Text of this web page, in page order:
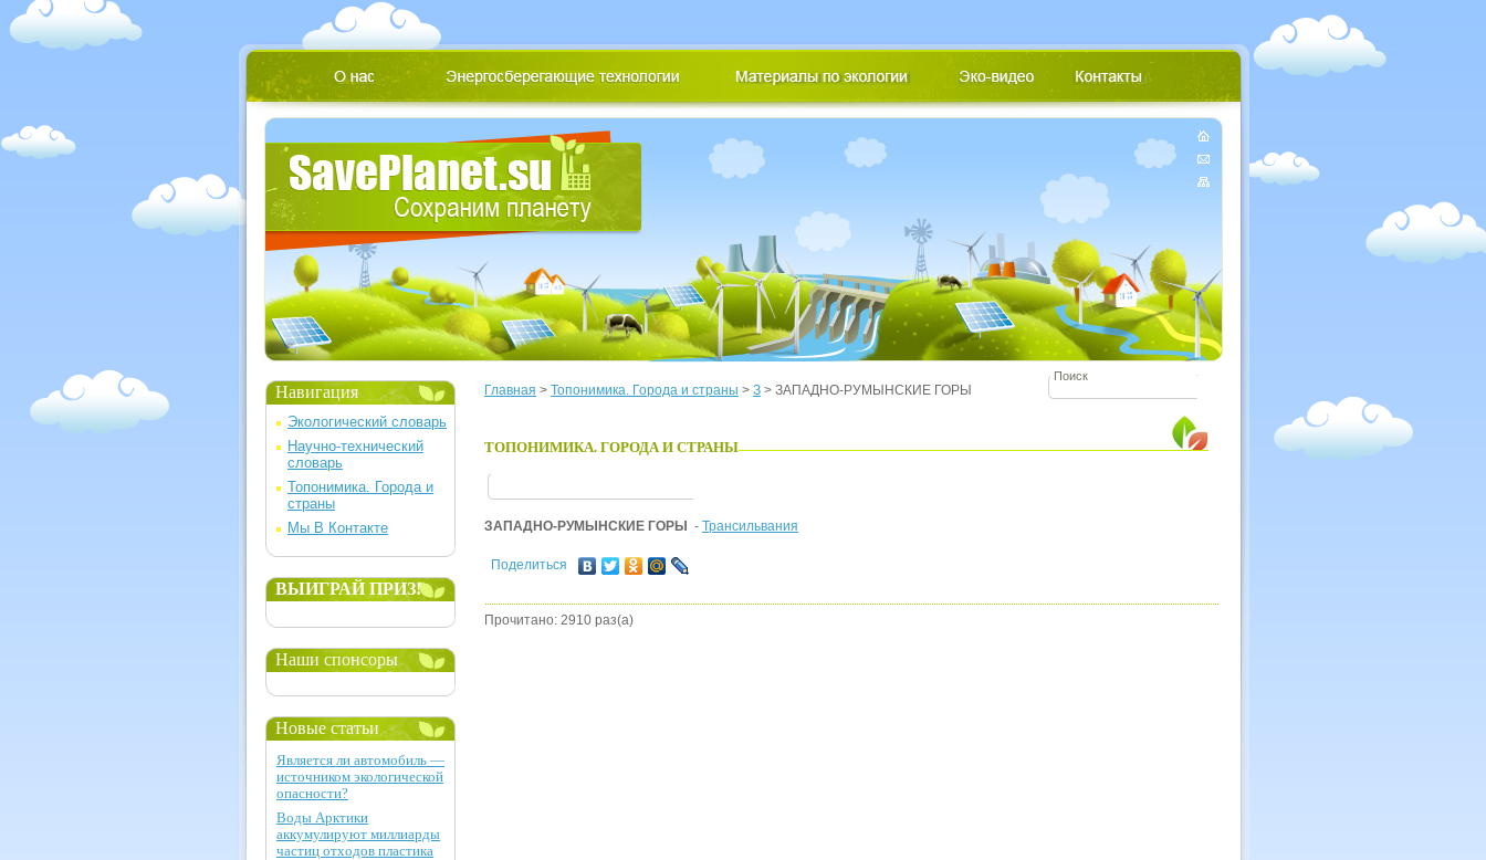
Главная > Топонимика. Города и страны > З > ЗАПАДНО-РУМЫНСКИЕ ГОРЫ
ТОПОНИМИКА. ГОРОДА И СТРАНЫ
ЗАПАДНО-РУМЫНСКИЕ ГОРЫ - Трансильвания
Поделиться
Прочитано: 2910 раз(а)
Навигация
Экологический словарь
Научно-технический
словарь
Топонимика. Города и
страны
Мы В Контакте
ВЫИГРАЙ ПРИЗ!
Наши спонсоры
Новые статьи
Является ли автомобиль —
источником экологической
опасности?
Воды Арктики
аккумулируют миллиарды
частиц отходов пластика